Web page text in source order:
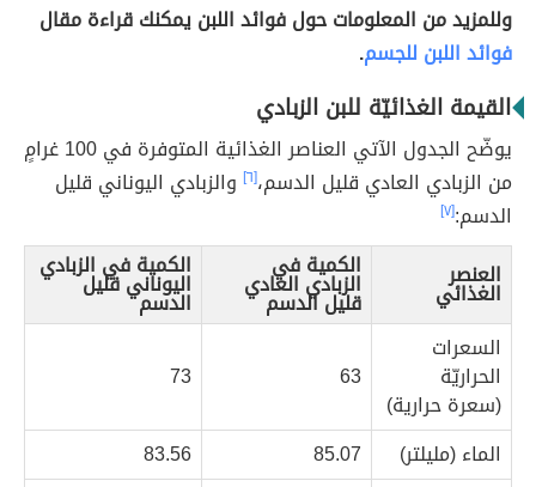
وللمزيد من المعلومات حول فوائد اللبن يمكنك قراءة مقال
فوائد اللبن للجسم.
القيمة الغذائيّة للبن الزبادي
يوضّح الجدول الآتي العناصر الغذائية المتوفرة في 100 غرامٍ
من الزبادي العادي قليل الدسم،[٦]
والزبادي اليوناني قليل
الدسم:[٧]
العنصر
الغذائي
الكمية في
الزبادي العادي
قليل الدسم
الكمية في الزبادي
اليوناني قليل
الدسم
السعرات
الحراريّة
(سعرة حرارية)
63
73
الماء (مليلتر) 85.07
83.56